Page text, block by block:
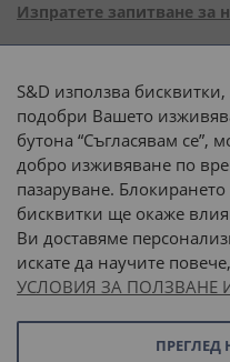
Изпратете запитване за
или
S&D използва
подобри Вашето
бутона “Съгласявам
добро изживяване по
пазаруване.
бисквитки ще окаже
Ви доставяме
искате да научите
УСЛОВИЯ ЗА ПОЛЗВАНЕ
ПРЕГЛЕД